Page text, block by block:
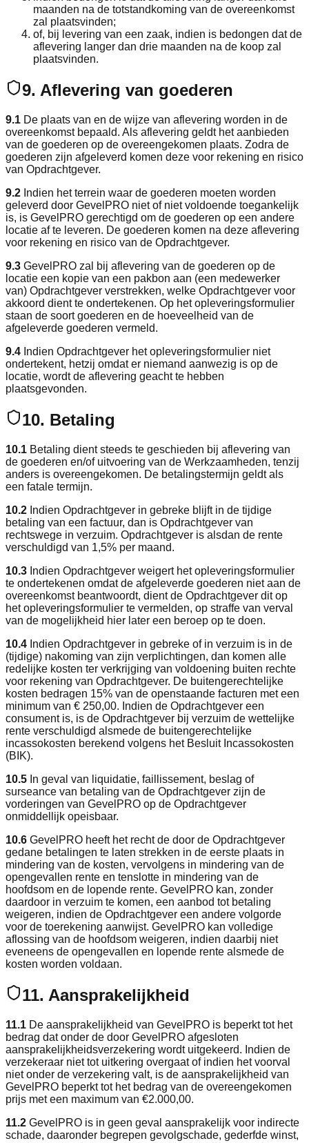
maanden na de totstandkoming van de overeenkomst
zal plaatsvinden;
of, bij levering van een zaak, indien is bedongen dat de
aflevering langer dan drie maanden na de koop zal
plaatsvinden.
9. Aflevering van goederen
9.1 De plaats van en de wijze van aflevering worden in de
overeenkomst bepaald. Als aflevering geldt het aanbieden
van de goederen op de overeengekomen plaats. Zodra de
goederen zijn afgeleverd komen deze voor rekening en risico
van Opdrachtgever.
9.2 Indien het terrein waar de goederen moeten worden
geleverd door GevelPRO niet of niet voldoende toegankelijk
is, is GevelPRO gerechtigd om de goederen op een andere
locatie af te leveren. De goederen komen na deze aflevering
voor rekening en risico van de Opdrachtgever.
9.3 GevelPRO zal bij aflevering van de goederen op de
locatie een kopie van een pakbon aan (een medewerker
van) Opdrachtgever verstrekken, welke Opdrachtgever voor
akkoord dient te ondertekenen. Op het opleveringsformulier
staan de soort goederen en de hoeveelheid van de
afgeleverde goederen vermeld.
9.4 Indien Opdrachtgever het opleveringsformulier niet
ondertekent, hetzij omdat er niemand aanwezig is op de
locatie, wordt de aflevering geacht te hebben
plaatsgevonden.
10. Betaling
10.1 Betaling dient steeds te geschieden bij aflevering van
de goederen en/of uitvoering van de Werkzaamheden, tenzij
anders is overeengekomen. De betalingstermijn geldt als
een fatale termijn.
10.2 Indien Opdrachtgever in gebreke blijft in de tijdige
betaling van een factuur, dan is Opdrachtgever van
rechtswege in verzuim. Opdrachtgever is alsdan de rente
verschuldigd van 1,5% per maand.
10.3 Indien Opdrachtgever weigert het opleveringsformulier
te ondertekenen omdat de afgeleverde goederen niet aan de
overeenkomst beantwoordt, dient de Opdrachtgever dit op
het opleveringsformulier te vermelden, op straffe van verval
van de mogelijkheid hier later een beroep op te doen.
10.4 Indien Opdrachtgever in gebreke of in verzuim is in de
(tijdige) nakoming van zijn verplichtingen, dan komen alle
redelijke kosten ter verkrijging van voldoening buiten rechte
voor rekening van Opdrachtgever. De buitengerechtelijke
kosten bedragen 15% van de openstaande facturen met een
minimum van € 250,00. Indien de Opdrachtgever een
consument is, is de Opdrachtgever bij verzuim de wettelijke
rente verschuldigd alsmede de buitengerechtelijke
incassokosten berekend volgens het Besluit Incassokosten
(BIK).
10.5 In geval van liquidatie, faillissement, beslag of
surseance van betaling van de Opdrachtgever zijn de
vorderingen van GevelPRO op de Opdrachtgever
onmiddellijk opeisbaar.
10.6 GevelPRO heeft het recht de door de Opdrachtgever
gedane betalingen te laten strekken in de eerste plaats in
mindering van de kosten, vervolgens in mindering van de
opengevallen rente en tenslotte in mindering van de
hoofdsom en de lopende rente. GevelPRO kan, zonder
daardoor in verzuim te komen, een aanbod tot betaling
weigeren, indien de Opdrachtgever een andere volgorde
voor de toerekening aanwijst. GevelPRO kan volledige
aflossing van de hoofdsom weigeren, indien daarbij niet
eveneens de opengevallen en lopende rente alsmede de
kosten worden voldaan.
11. Aansprakelijkheid
11.1 De aansprakelijkheid van GevelPRO is beperkt tot het
bedrag dat onder de door GevelPRO afgesloten
aansprakelijkheidsverzekering wordt uitgekeerd. Indien de
verzekeraar niet tot uitkering overgaat of indien het voorval
niet onder de verzekering valt, is de aansprakelijkheid van
GevelPRO beperkt tot het bedrag van de overeengekomen
prijs met een maximum van €2.000,00.
11.2 GevelPRO is in geen geval aansprakelijk voor indirecte
schade, daaronder begrepen gevolgschade, gederfde winst,